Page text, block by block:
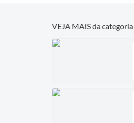
VEJA MAIS da categoria